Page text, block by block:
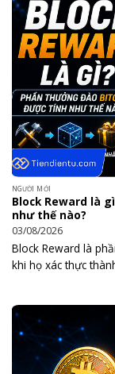
NGƯỜI MỚI
Block Reward là
như thế nào?
03/08/2026
Block Reward là
khi họ xác thực